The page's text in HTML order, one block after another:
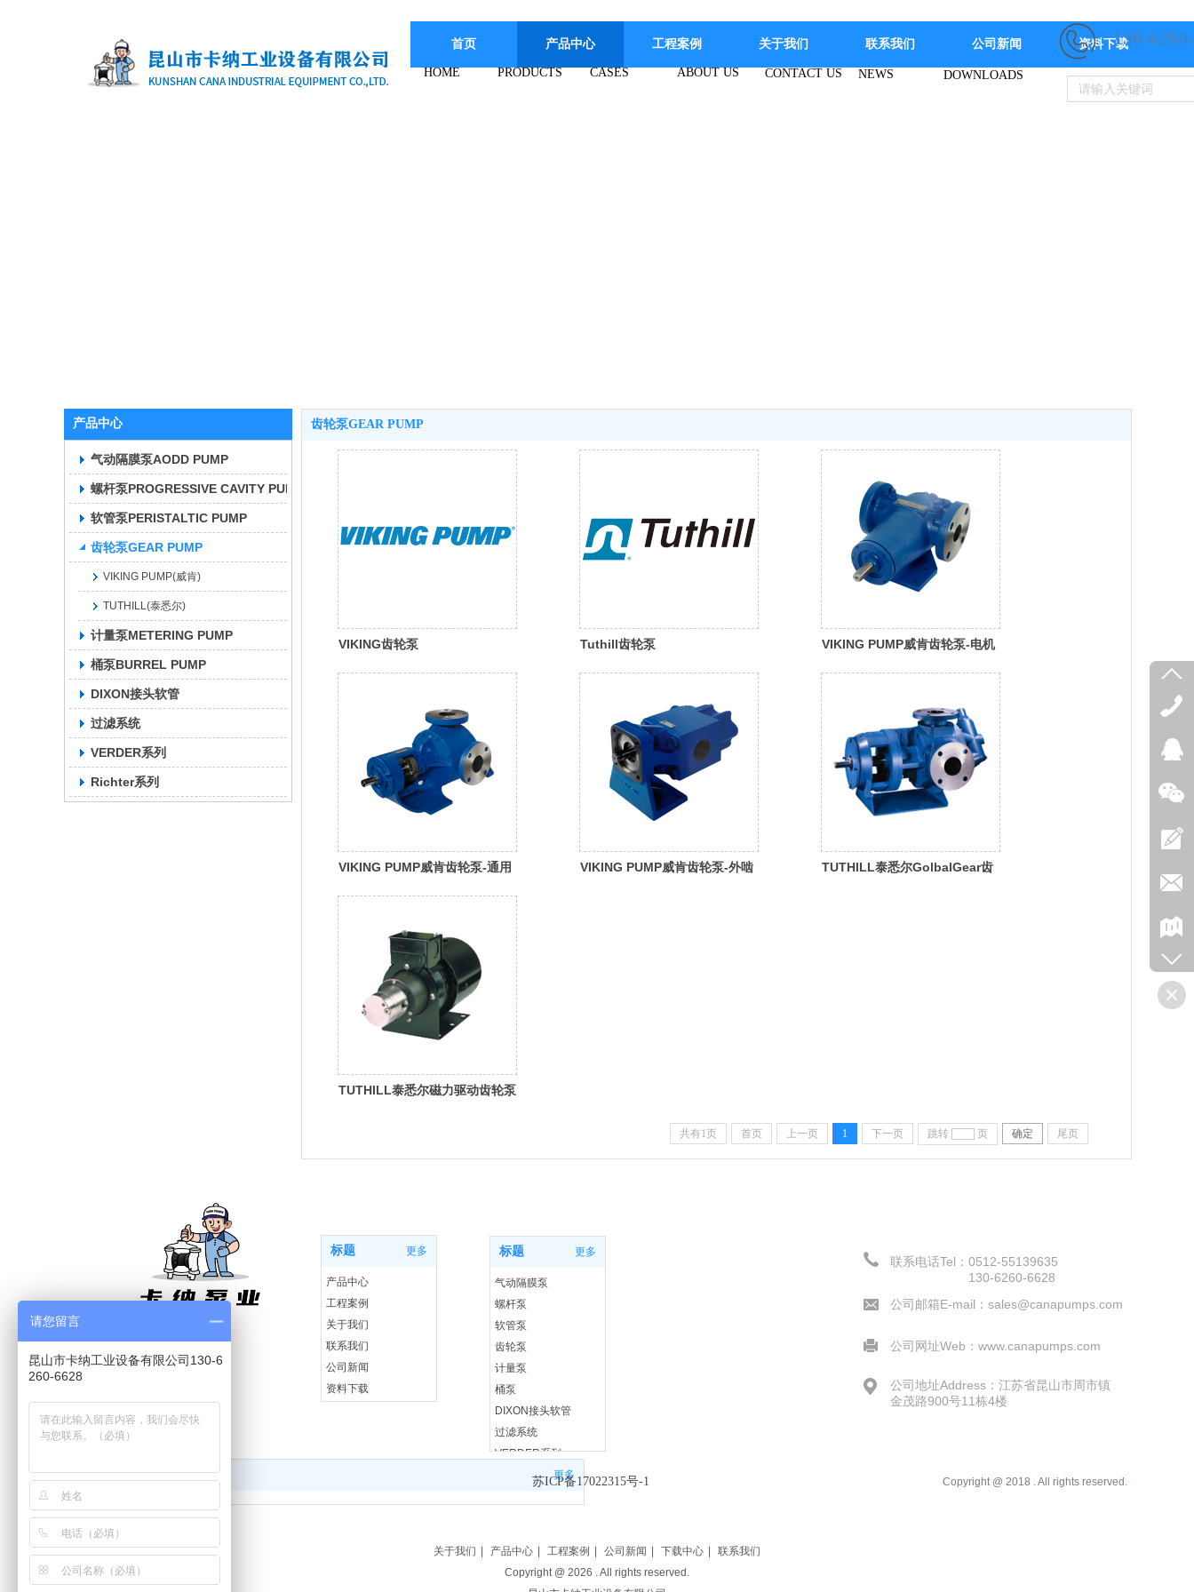
130-
HOME PRODUCTS CASES ABOUT US CONTACT US NEWS DOWNLOADS
首页 产品中心 工程案例 关于我们 联系我们 公司新闻 资料下载
产品中心
气动隔膜泵AODD PUMP
螺杆泵PROGRESSIVE CAVITY PUMP
软管泵PERISTALTIC PUMP
齿轮泵GEAR PUMP
VIKING PUMP(威肯)
TUTHILL(泰悉尔)
计量泵METERING PUMP
桶泵BURREL PUMP
DIXON接头软管
过滤系统
VERDER系列
Richter系列
齿轮泵GEAR PUMP
VIKING齿轮泵 Tuthill齿轮泵
VIKING PUMP威肯齿轮泵-电机
VIKING PUMP威肯齿轮泵-通用
VIKING PUMP威肯齿轮泵-外啮
TUTHILL泰悉尔GolbalGear齿
TUTHILL泰悉尔磁力驱动齿轮泵
共有1页 首页 上一页 1 下一页 跳转 页 确定 尾页
标题 更多
气动隔膜泵
螺杆泵
软管泵
齿轮泵
计量泵
桶泵
DIXON接头软管
过滤系统
VERDER系列
Richter系列
标题 更多
产品中心
工程案例
关于我们
联系我们
公司新闻
资料下载
联系电话Tel：0512-55139635
130-6260-6628
公司邮箱E-mail： sales@canapumps.com
公司网址Web： www.canapumps.com
公司地址Address： 江苏省昆山市周市镇
金茂路900号11栋4楼
标题 更多
友情链接： Copyright @ 2018 . All rights reserved.
苏ICP备17022315号-1
关于我们 产品中心 工程案例 公司新闻 下载中心
联系我们
Copyright @ 2026 . All rights reserved.
请您留言
昆山市卡纳工业设备有限公司130-6
260-6628